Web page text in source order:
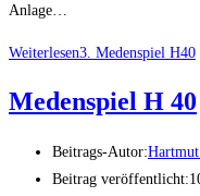
Anlage…
Weiterlesen3. Medenspiel H40
Medenspiel H 40
Beitrags-Autor:Hartmut
Beitrag veröffentlicht: